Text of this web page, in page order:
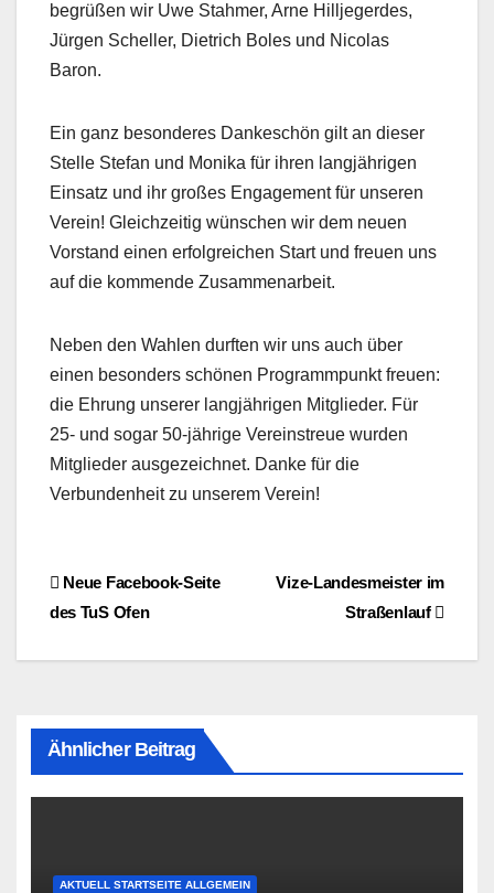
begrüßen wir Uwe Stahmer, Arne Hilljegerdes,
Jürgen Scheller, Dietrich Boles und Nicolas
Baron.
Ein ganz besonderes Dankeschön gilt an dieser
Stelle Stefan und Monika für ihren langjährigen
Einsatz und ihr großes Engagement für unseren
Verein! Gleichzeitig wünschen wir dem neuen
Vorstand einen erfolgreichen Start und freuen uns
auf die kommende Zusammenarbeit.
Neben den Wahlen durften wir uns auch über
einen besonders schönen Programmpunkt freuen:
die Ehrung unserer langjährigen Mitglieder. Für
25- und sogar 50-jährige Vereinstreue wurden
Mitglieder ausgezeichnet. Danke für die
Verbundenheit zu unserem Verein!
BeitragsnavigationVize-Landesmeister im
Straßenlauf
Neue Facebook-Seite
des TuS Ofen
Ähnlicher Beitrag
AKTUELL STARTSEITE ALLGEMEIN